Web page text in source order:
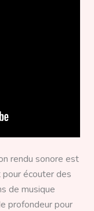
rendu sonore est
écouter des
de musique
profondeur pour